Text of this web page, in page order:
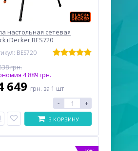
настольная сетевая
BES720
BES720
грн.
4 889 грн.
649 грн. за 1 шт
- +
В КОРЗИНУ